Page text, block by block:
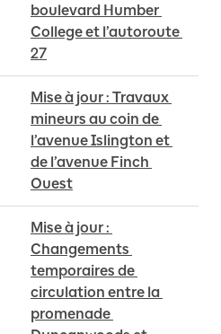
boulevard Humber
College et l’autoroute
27
Mise à jour : Travaux
mineurs au coin de
l’avenue Islington et
de l’avenue Finch
Ouest
Mise à jour :
Changements
temporaires de
circulation entre la
promenade